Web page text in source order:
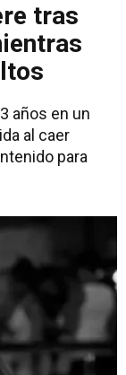
tras
años en un
al caer
para